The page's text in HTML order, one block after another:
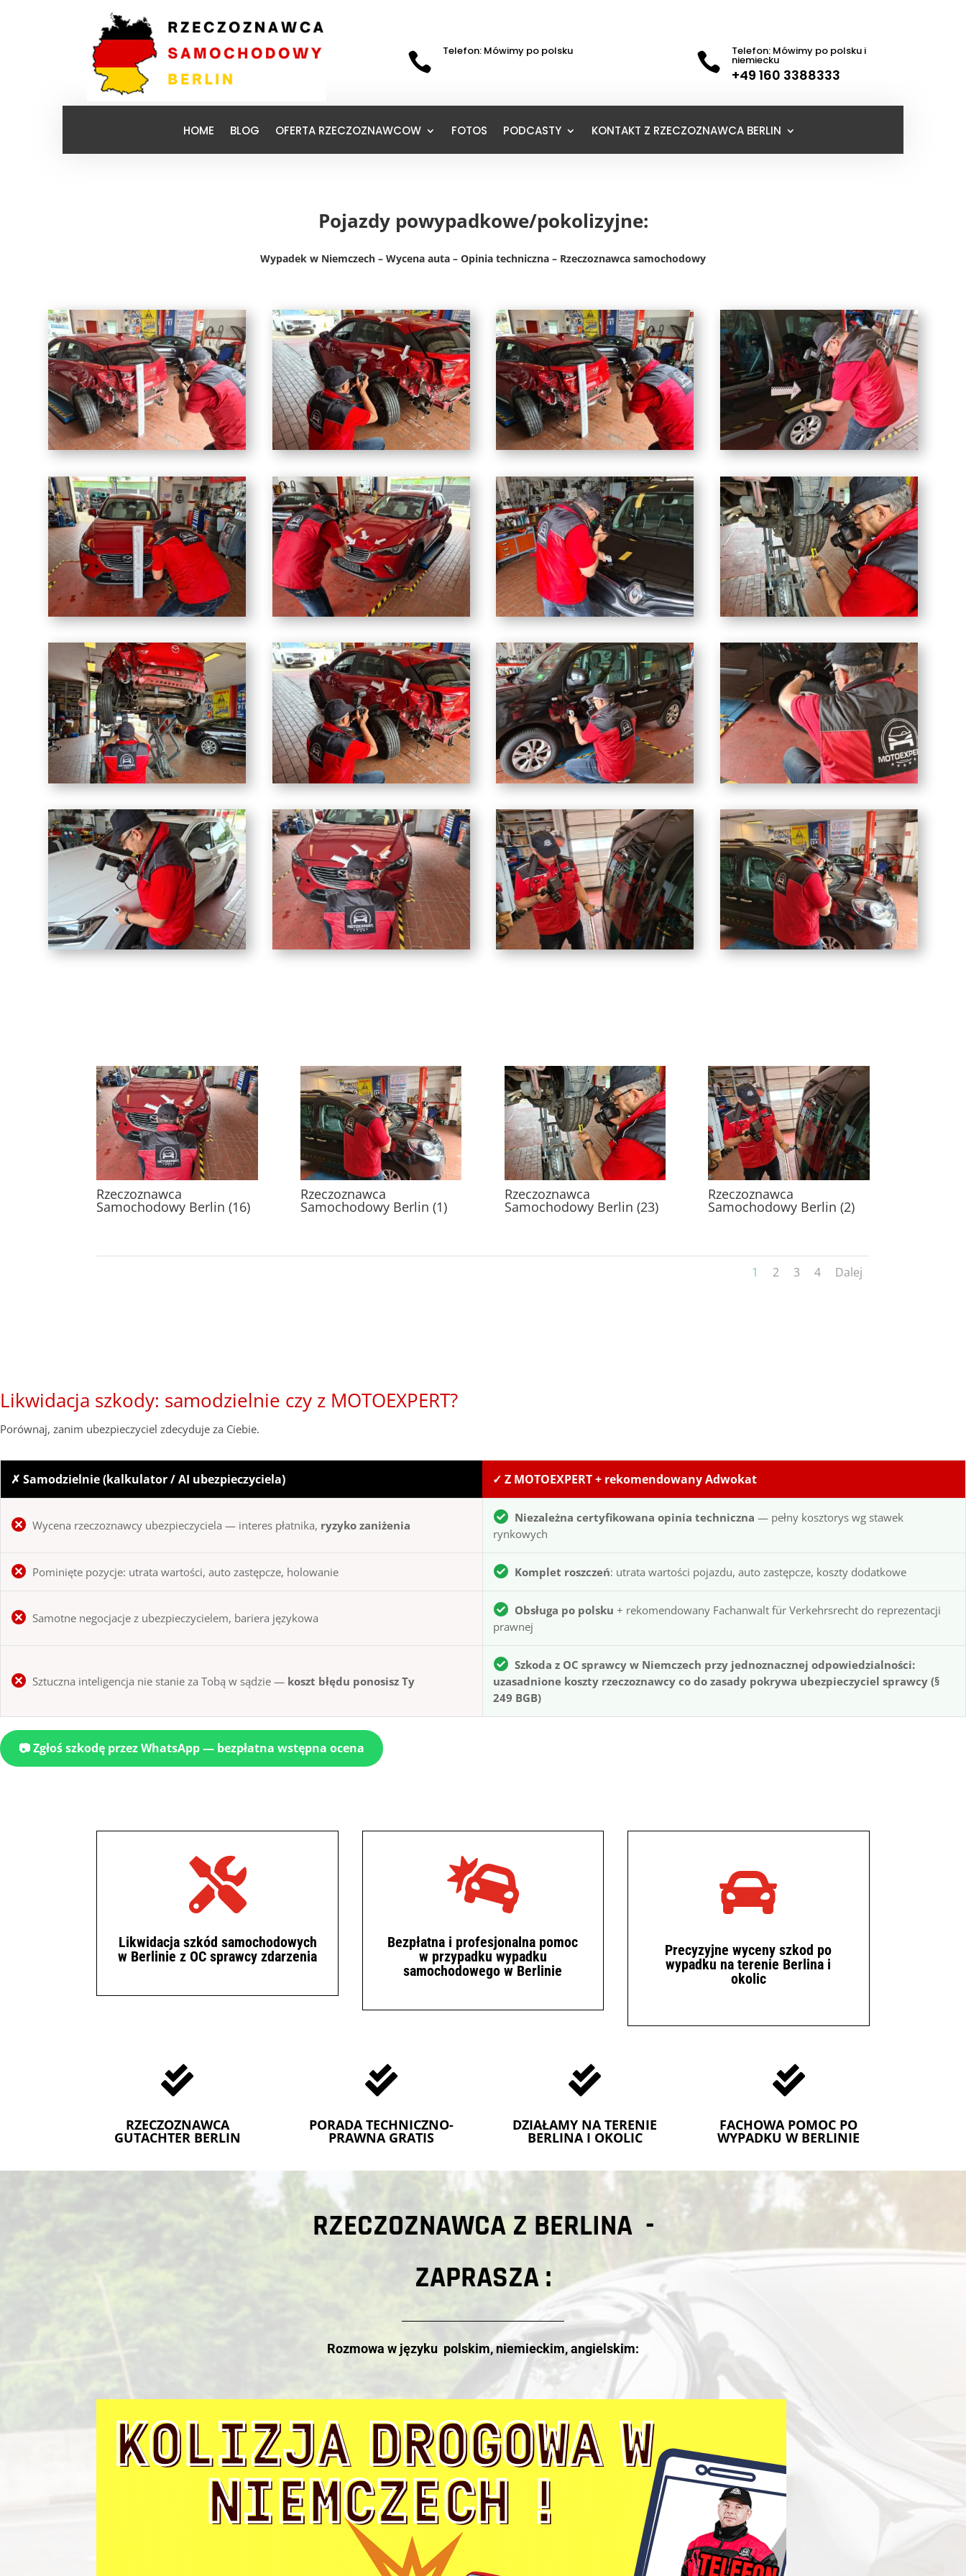
 Telefon: Mówimy po polsku  Telefon: Mówimy po polsku i
niemiecku
+49 160 3388333
HOME BLOG OFERTA RZECZOZNAWCOW FOTOS PODCASTY KONTAKT Z RZECZOZNAWCA BERLIN
Pojazdy powypadkowe/pokolizyjne:
Wypadek w Niemczech – Wycena auta – Opinia techniczna – Rzeczoznawca samochodowy
Rzeczoznawca
Samochodowy Berlin (16)
Rzeczoznawca
Samochodowy Berlin (1)
Rzeczoznawca
Samochodowy Berlin (23)
Rzeczoznawca
Samochodowy Berlin (2)
1 2 3 4 Dalej
Likwidacja szkody: samodzielnie czy z MOTOEXPERT?
Porównaj, zanim ubezpieczyciel zdecyduje za Ciebie.
✗ Samodzielnie (kalkulator / AI ubezpieczyciela) ✓ Z MOTOEXPERT + rekomendowany Adwokat
Wycena rzeczoznawcy ubezpieczyciela — interes płatnika, ryzyko zaniżenia
Niezależna certyfikowana opinia techniczna — pełny kosztorys wg stawek
rynkowych
Pominięte pozycje: utrata wartości, auto zastępcze, holowanie Komplet roszczeń: utrata wartości pojazdu, auto zastępcze, koszty dodatkowe
Samotne negocjacje z ubezpieczycielem, bariera językowa
Obsługa po polsku + rekomendowany Fachanwalt für Verkehrsrecht do reprezentacji
prawnej
Sztuczna inteligencja nie stanie za Tobą w sądzie — koszt błędu ponosisz Ty
Szkoda z OC sprawcy w Niemczech przy jednoznacznej odpowiedzialności:
uzasadnione koszty rzeczoznawcy co do zasady pokrywa ubezpieczyciel sprawcy (§
249 BGB)
📷 Zgłoś szkodę przez WhatsApp — bezpłatna wstępna ocena

Likwidacja szkód samochodowych
w Berlinie z OC sprawcy zdarzenia

Bezpłatna i profesjonalna pomoc
w przypadku wypadku
samochodowego w Berlinie

Precyzyjne wyceny szkod po
wypadku na terenie Berlina i
okolic

RZECZOZNAWCA
GUTACHTER BERLIN

PORADA TECHNICZNO-
PRAWNA GRATIS

DZIAŁAMY NA TERENIE
BERLINA I OKOLIC

FACHOWA POMOC PO
WYPADKU W BERLINIE
RZECZOZNAWCA Z BERLINA -
ZAPRASZA :
Rozmowa w języku polskim, niemieckim, angielskim: